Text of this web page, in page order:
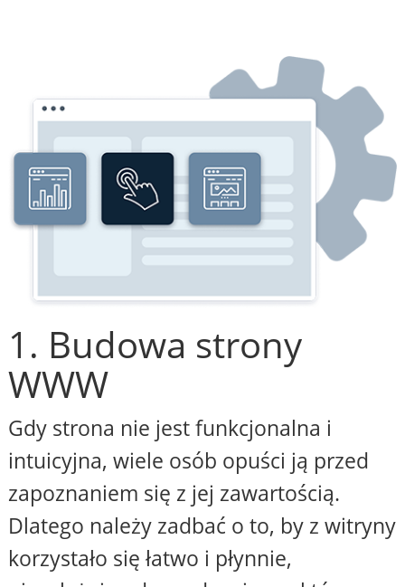
1. Budowa strony
WWW
Gdy strona nie jest funkcjonalna i
intuicyjna, wiele osób opuści ją przed
zapoznaniem się z jej zawartością.
Dlatego należy zadbać o to, by z witryny
korzystało się łatwo i płynnie,